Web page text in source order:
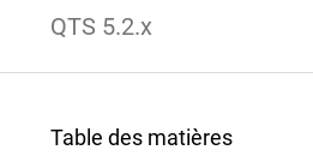
QTS 5.2.x
Table des matières